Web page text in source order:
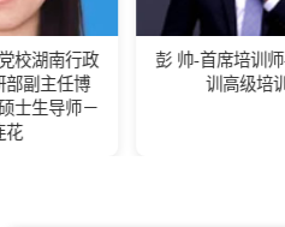
彭 帅-首席培训师-体验式培
训高级培训师